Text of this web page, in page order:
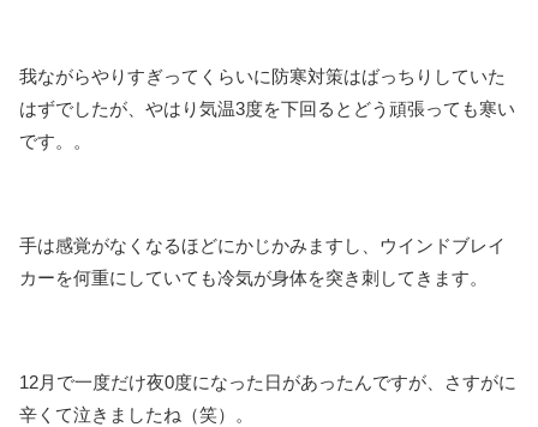
我ながらやりすぎってくらいに防寒対策はばっちりしていた
はずでしたが、やはり気温3度を下回るとどう頑張っても寒い
です。。
手は感覚がなくなるほどにかじかみますし、ウインドブレイ
カーを何重にしていても冷気が身体を突き刺してきます。
12月で一度だけ夜0度になった日があったんですが、さすがに
辛くて泣きましたね（笑）。